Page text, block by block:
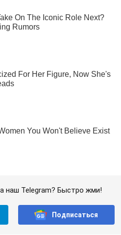
наш Telegram? Быстро жми!
Подписаться